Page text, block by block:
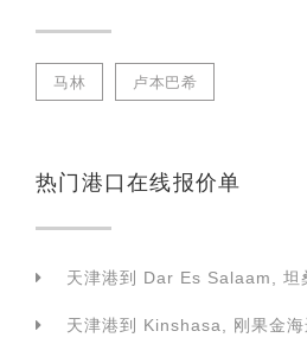
马林 卢本巴希
热门港口在线报价单
天津港到 Dar Es Salaam, 坦
天津港到 Kinshasa, 刚果金海